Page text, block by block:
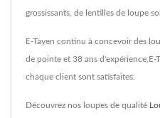
grossissants, de lentilles de loupe
E-Tayen continu à concevoir des
de pointe et 38 ans d'expérience,E-
chaque client sont satisfaites.
Découvrez nos loupes de qualité